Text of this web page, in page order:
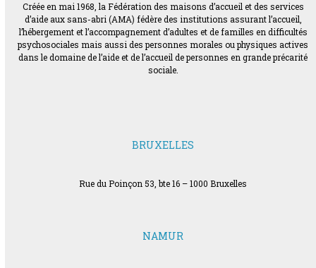
Créée en mai 1968, la Fédération des maisons d’accueil et des services
d’aide aux sans-abri (AMA) fédère des institutions assurant l’accueil,
l’hébergement et l’accompagnement d’adultes et de familles en difficultés
psychosociales mais aussi des personnes morales ou physiques actives
dans le domaine de l’aide et de l’accueil de personnes en grande précarité
sociale.
BRUXELLES
Rue du Poinçon 53, bte 16 – 1000 Bruxelles
NAMUR